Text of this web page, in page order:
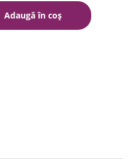
Adaugă în coș